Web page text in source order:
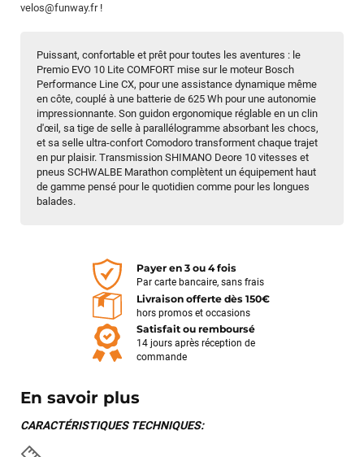
Puissant, confortable et prêt pour toutes les aventures : le
Premio EVO 10 Lite COMFORT mise sur le moteur Bosch
Performance Line CX, pour une assistance dynamique même
en côte, couplé à une batterie de 625 Wh pour une autonomie
impressionnante. Son guidon ergonomique réglable en un clin
d'œil, sa tige de selle à parallélogramme absorbant les chocs,
et sa selle ultra-confort Comodoro transforment chaque trajet
en pur plaisir. Transmission SHIMANO Deore 10 vitesses et
pneus SCHWALBE Marathon complètent un équipement haut
de gamme pensé pour le quotidien comme pour les longues
balades.
velos@funway.fr!
Payer en 3 ou 4 fois
Par carte bancaire, sans frais
Livraison offerte dès 150€
hors promos et occasions
Satisfait ou remboursé
14 jours après réception de
commande
En savoir plus
CARACTÉRISTIQUES TECHNIQUES: